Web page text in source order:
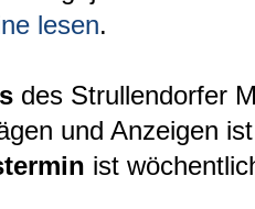
lesen.
des Strullendorfer
und Anzeigen
ist